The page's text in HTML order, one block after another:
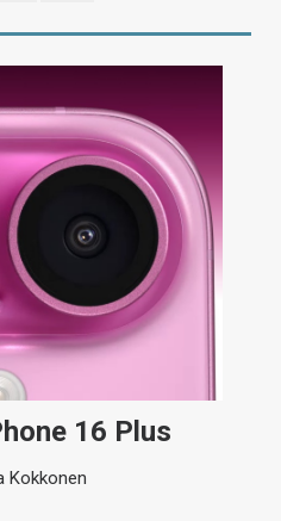
16 Plus
Kokkonen